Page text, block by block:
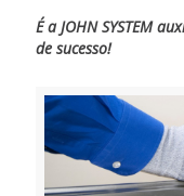
É a JOHN SYSTEM
de sucesso!